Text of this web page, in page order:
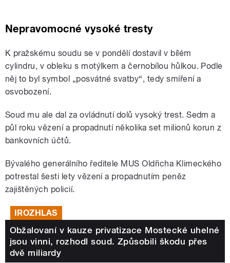
Nepravomocné vysoké tresty
K pražskému soudu se v pondělí dostavil v bílém
cylindru, v obleku s motýlkem a černobílou hůlkou. Podle
něj to byl symbol „posvátné svatby“, tedy smíření a
osvobození.
Soud mu ale dal za ovládnutí dolů vysoký trest. Sedm a
půl roku vězení a propadnutí několika set milionů korun z
bankovních účtů.
Bývalého generálního ředitele MUS Oldřicha Klimeckého
potrestal šesti lety vězení a propadnutím peněz
zajištěných policií.
IROZHLAS
Obžalovaní v kauze privatizace Mostecké uhelné
jsou vinni, rozhodl soud. Způsobili škodu přes
dvě miliardy